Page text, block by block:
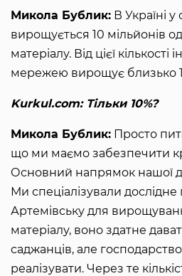
Микола Бублик: В Україні
вирощується 10 мільйонів
матеріалу. Від цієї кількості
мережею вирощує близько
Kurkul.com: Тільки 10%?
Микола Бублик: Просто
що ми маємо забезпечити
Основний напрямок нашої
Ми спеціалізували
Артемівську для
матеріалу, воно здатне
саджанців, але
реалізувати. Через те